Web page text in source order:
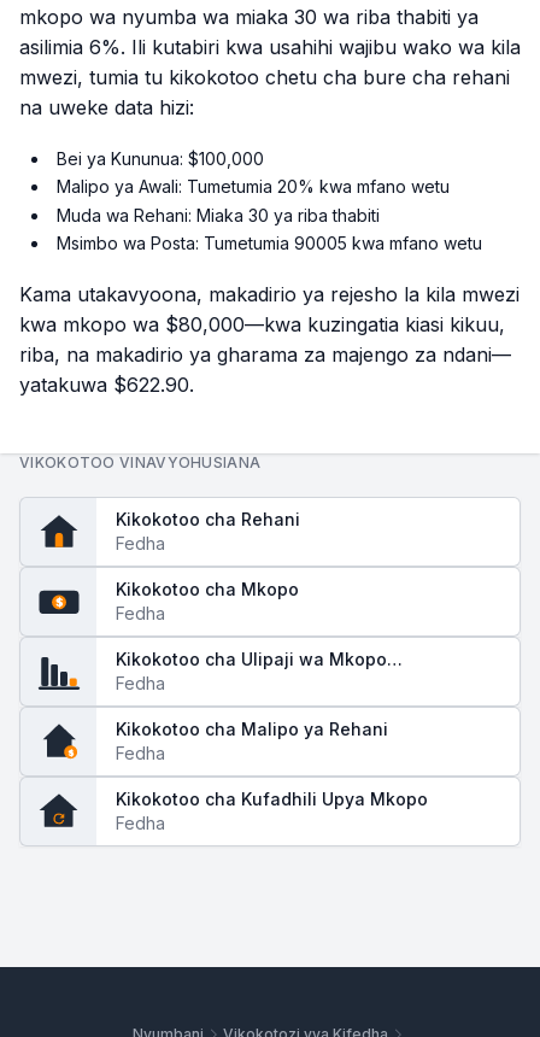
mkopo wa nyumba wa miaka 30 wa riba thabiti ya
asilimia 6%. Ili kutabiri kwa usahihi wajibu wako wa kila
mwezi, tumia tu kikokotoo chetu cha bure cha rehani
na uweke data hizi:
Bei ya Kununua: $100,000
Malipo ya Awali: Tumetumia 20% kwa mfano wetu
Muda wa Rehani: Miaka 30 ya riba thabiti
Msimbo wa Posta: Tumetumia 90005 kwa mfano wetu
Kama utakavyoona, makadirio ya rejesho la kila mwezi
kwa mkopo wa $80,000—kwa kuzingatia kiasi kikuu,
riba, na makadirio ya gharama za majengo za ndani—
yatakuwa $622.90.
VIKOKOTOO VINAVYOHUSIANA
Kikokotoo cha Rehani
Fedha
$
Kikokotoo cha Mkopo
Fedha
Kikokotoo cha Ulipaji wa Mkopo
(Amortization)
Fedha
$
Kikokotoo cha Malipo ya Rehani
Fedha
Kikokotoo cha Kufadhili Upya Mkopo
Fedha